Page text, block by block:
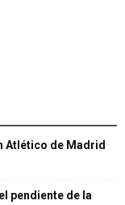
Atlético de Madrid
pendiente de la